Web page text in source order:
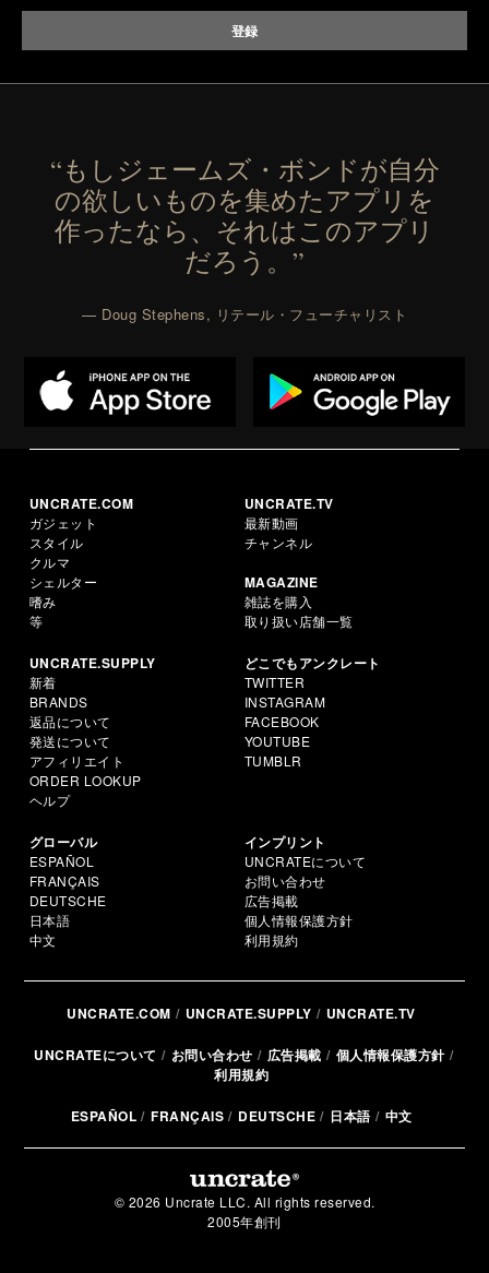
“もしジェームズ・ボンドが自分
の欲しいものを集めたアプリを
作ったなら、それはこのアプリ
だろう。”
— Doug Stephens, リテール・フューチャリスト
UNCRATE.COM
ガジェット
スタイル
クルマ
シェルター
嗜み
等
UNCRATE.TV
最新動画
チャンネル
MAGAZINE
雑誌を購入
取り扱い店舗一覧
UNCRATE.SUPPLY
新着
BRANDS
返品について
発送について
アフィリエイト
ORDER LOOKUP
ヘルプ
どこでもアンクレート
TWITTER
INSTAGRAM
FACEBOOK
YOUTUBE
TUMBLR
グローバル
ESPAÑOL
FRANÇAIS
DEUTSCHE
日本語
中文
インプリント
UNCRATEについて
お問い合わせ
広告掲載
個人情報保護方針
利用規約
UNCRATE.COM UNCRATE.SUPPLY UNCRATE.TV
UNCRATEについて お問い合わせ 広告掲載
個人情報保護方針
利用規約
ESPAÑOL FRANÇAIS DEUTSCHE 日本語 中文
© 2026 Uncrate LLC. All rights reserved.
2005年創刊